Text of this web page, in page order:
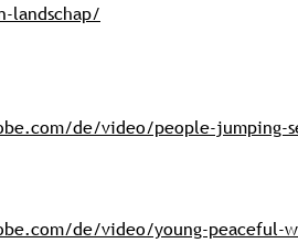
landschap/
de/video/people-jumping-
de/video/young-peaceful-